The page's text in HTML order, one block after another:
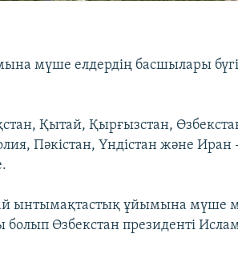
мүше елдердің басшылары
Қытай, Қырғызстан,
Пәкістан, Үндістан және Иран
ынтымақтастық ұйымына мүше
Өзбекстан президенті